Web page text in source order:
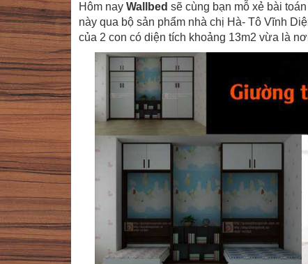
Hôm nay Wallbed sẽ cùng bạn mỗ xẻ bài
này qua bộ sản phẩm nhà chị Hà- Tô Vĩnh
của 2 con có diện tích khoảng 13m2 vừa là